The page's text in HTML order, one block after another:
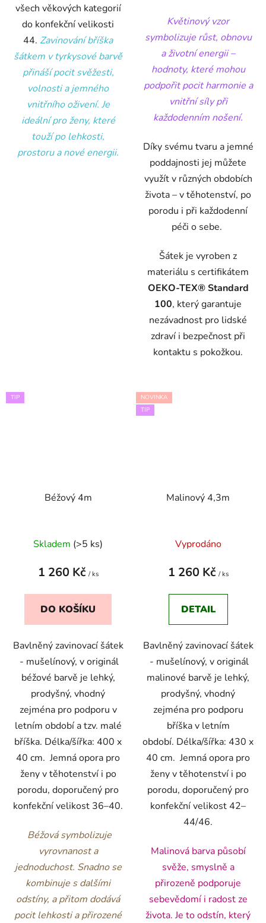
všech věkových kategorií
do konfekční velikosti
44. Zavinování bříška
šátkem v tyrkysové barvě
přináší pocit svěžesti,
volnosti a jemného
vnitřního oživení. Je
ideální pro ženy, které
touží po lehkosti,
prostoru a nové energii.
Květinový vzor
symbolizuje růst, obnovu
a životní energii –
hodnoty, které mohou
podpořit pocit harmonie a
vnitřní síly při
každodenním nošení.
Díky svému tvaru a jemné
poddajnosti jej můžete
využít v různých obdobích
života – v těhotenství, po
porodu i při každodenní
péči o sebe.
Šátek je vyroben z
materiálu s certifikátem
OEKO-TEX® Standard
100, který garantuje
nezávadnost pro lidské
zdraví i bezpečnost při
kontaktu s pokožkou.
TIP
Béžový 4m
Skladem (>5 ks)
1 260 Kč / ks
DO KOŠÍKU
Bavlněný zavinovací šátek
- mušelínový, v originál
béžové barvě je lehký,
prodyšný, vhodný
zejména pro podporu v
letním období a tzv. malé
bříška. Délka/šířka: 400 x
40 cm. Jemná opora pro
ženy v těhotenství i po
porodu, doporučený pro
konfekční velikost 36–40.
Béžovásymbolizuje
vyrovnanost a
jednoduchost. Snadno se
kombinuje s dalšími
odstíny, a přitom dodává
pocit lehkosti a přirozené
NOVINKA
TIP
Malinový 4,3m
Vyprodáno
1 260 Kč / ks
DETAIL
Bavlněný zavinovací šátek
- mušelínový, v originál
malinové barvě je lehký,
prodyšný, vhodný
zejména pro podporu
bříška v letním
období. Délka/šířka: 430 x
40 cm. Jemná opora pro
ženy v těhotenství i po
porodu, doporučený pro
konfekční velikost 42–
44/46.
Malinová barva působí
svěže, smyslně a
přirozeně podporuje
sebevědomí i radost ze
života. Je to odstín, který